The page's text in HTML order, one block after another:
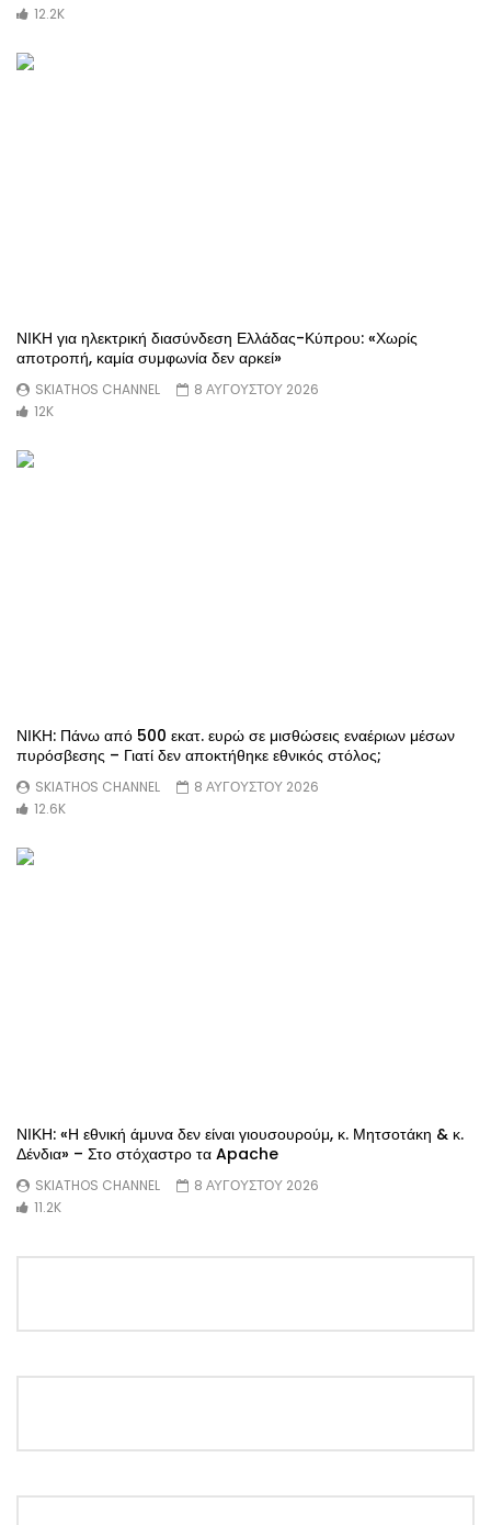
12.2K
ΝΙΚΗ για ηλεκτρική διασύνδεση Ελλάδας-Κύπρου: «Χωρίς
αποτροπή, καμία συμφωνία δεν αρκεί»
SKIATHOS CHANNEL
8 ΑΥΓΟΥΣΤΟΥ 2026
12K
ΝΙΚΗ: Πάνω από 500 εκατ. ευρώ σε μισθώσεις εναέριων μέσων
πυρόσβεσης – Γιατί δεν αποκτήθηκε εθνικός στόλος;
SKIATHOS CHANNEL
8 ΑΥΓΟΥΣΤΟΥ 2026
12.6K
ΝΙΚΗ: «Η εθνική άμυνα δεν είναι γιουσουρούμ, κ. Μητσοτάκη & κ.
Δένδια» – Στο στόχαστρο τα Apache
SKIATHOS CHANNEL
8 ΑΥΓΟΥΣΤΟΥ 2026
11.2K